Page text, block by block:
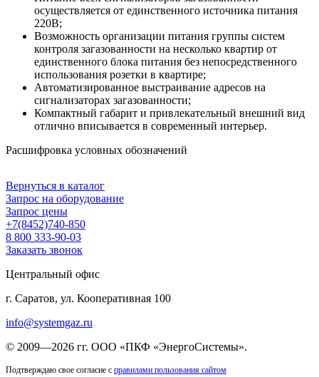
осуществляется от единственного источника питания
220В;
Возможность организации питания группы систем
контроля загазованности на несколько квартир от
единственного блока питания без непосредственного
использования розетки в квартире;
Автоматизированное выстраивание адресов на
сигнализаторах загазованности;
Компактный габарит и привлекательный внешний вид
отлично вписывается в современный интерьер.
Расшифровка условных обозначений
Вернуться в каталог
Запрос на оборудование
Запрос цены
+7(8452)740-850
8 800 333-90-03
Заказать звонок
Центральный офис
г. Саратов, ул. Кооперативная 100
info@systemgaz.ru
© 2009—2026 гг. ООО «ПКФ «ЭнергоСистемы».
Подтверждаю свое согласие с правилами пользования сайтом